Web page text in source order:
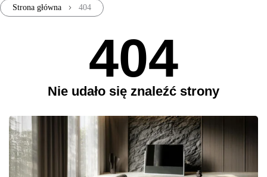
Strona główna 404
404
Nie udało się znaleźć strony